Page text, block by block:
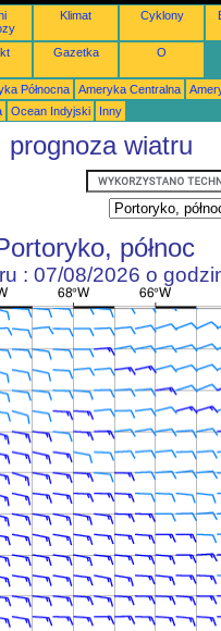
Klimat Cyklony
Gazetka O
Północna Ameryka Centralna
Ocean Indyjski Inny
wiatru
północ
: 07/08/2026 o